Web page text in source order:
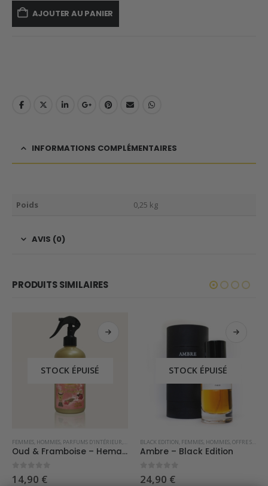
AJOUTER AU PANIER
INFORMATIONS COMPLÉMENTAIRES
Poids 0,25 kg
AVIS (0)
PRODUITS SIMILAIRES
STOCK ÉPUISÉ
FEMMES HOMMES PARFUMS D'INTÉRIEUR SPRAY D'INTÉRIEUR DE DUBAI
Oud & Framboise – Hemadi Luxury Oud
0 sur 5
14,90 €
STOCK ÉPUISÉ
BLACK EDITION FEMMES HOMMES OFFRE SPÉCIALE
Ambre – Black Edition
0 sur 5
24,90 €